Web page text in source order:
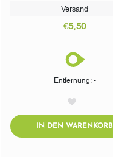
Versand
€5,50
Entfernung: -
IN DEN WARENKORB